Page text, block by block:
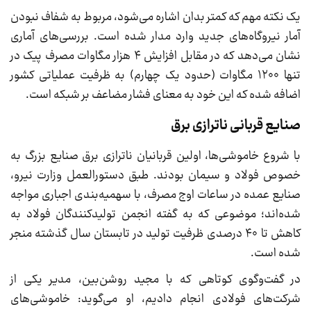
یک نکته مهم که کمتر بدان اشاره می‌شود، مربوط به شفاف نبودن
آمار نیروگاه‌های جدید وارد مدار شده است. بررسی‌های آماری
نشان می‌دهد که در مقابل افزایش ۴ هزار مگاوات مصرف پیک در
تنها ۱۲۰۰ مگاوات (حدود یک چهارم) به ظرفیت عملیاتی کشور
اضافه شده که این خود به معنای فشار مضاعف بر شبکه است.
صنایع قربانی ناترازی برق
با شروع خاموشی‌ها، اولین قربانیان ناترازی برق صنایع بزرگ به
خصوص فولاد و سیمان بودند. طبق دستورالعمل وزارت نیرو،
صنایع عمده در ساعات اوج مصرف، با سهمیه‌بندی اجباری مواجه
شده‌اند؛ موضوعی که به گفته انجمن تولیدکنندگان فولاد به
کاهش تا ۴۰ درصدی ظرفیت تولید در تابستان سال گذشته منجر
شده است.
در گفت‌وگوی کوتاهی که با مجید روشن‌بین، مدیر یکی از
شرکت‌های فولادی انجام دادیم، او می‌گوید: خاموشی‌های